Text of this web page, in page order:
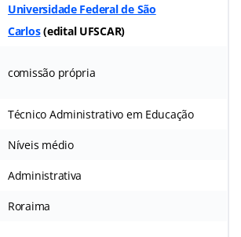
Universidade Federal de São
Carlos(editalUFSCAR)
comissão própria
Técnico Administrativo em Educação
Níveis médio
Administrativa
Roraima